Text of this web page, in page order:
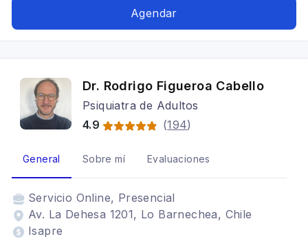
Agendar
Dr. Rodrigo Figueroa Cabello
Psiquiatra de Adultos
4.9
(194)
General Sobre mí Evaluaciones
Servicio Online, Presencial
Av. La Dehesa 1201, Lo Barnechea, Chile
Isapre